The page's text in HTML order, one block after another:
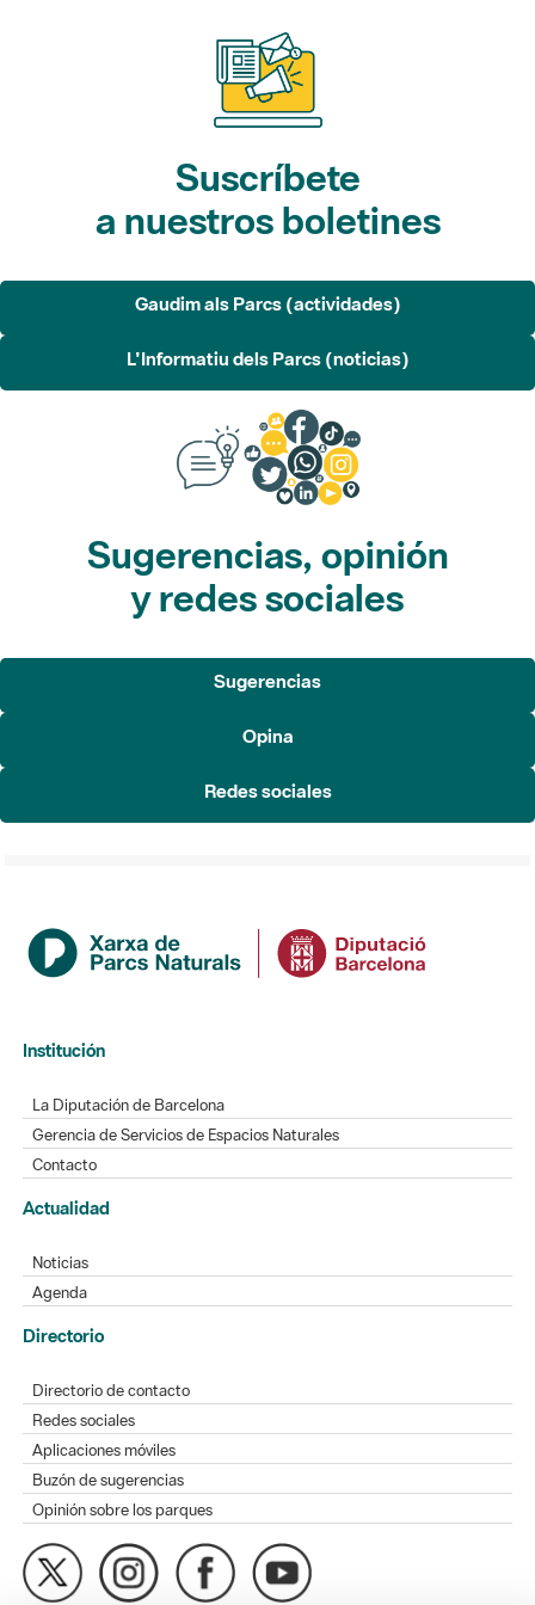
Suscríbete
a nuestros boletines
Gaudim als Parcs (actividades)
L'Informatiu dels Parcs (noticias)
Sugerencias, opinión
y redes sociales
Sugerencias
Opina
Redes sociales
Institución
La Diputación de Barcelona
Gerencia de Servicios de Espacios Naturales
Contacto
Actualidad
Noticias
Agenda
Directorio
Directorio de contacto
Redes sociales
Aplicaciones móviles
Buzón de sugerencias
Opinión sobre los parques